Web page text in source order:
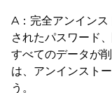
A：完全アンイン
されたパスワード
すべてのデータが
は、アンインスト
う。